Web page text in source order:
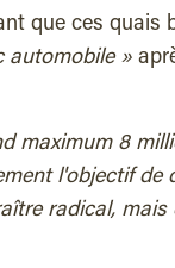
que ces quais
automobile »
maximum 8
l'objectif de
radical,